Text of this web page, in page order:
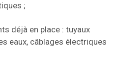
;
déjà en place : tuyaux
eaux, câblages électriques